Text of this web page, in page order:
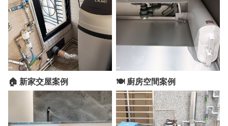
🏠 新家交屋案例 🍽 廚房空間案例